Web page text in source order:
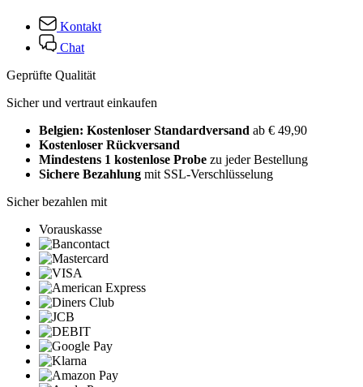
Kontakt
Chat
Geprüfte Qualität
Sicher und vertraut einkaufen
Belgien: Kostenloser Standardversand ab € 49,90
Kostenloser Rückversand
Mindestens 1 kostenlose Probe zu jeder Bestellung
Sichere Bezahlung mit SSL-Verschlüsselung
Sicher bezahlen mit
Vorauskasse